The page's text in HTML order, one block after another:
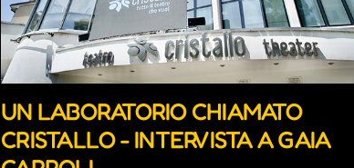
UN LABORATORIO CHIAMATO
CRISTALLO - INTERVISTA A GAIA